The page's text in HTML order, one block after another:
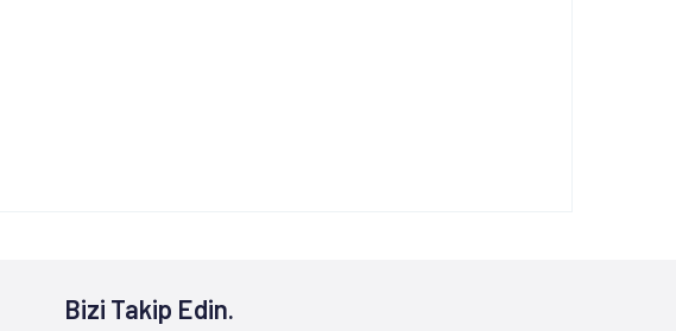
Bizi Takip Edin.